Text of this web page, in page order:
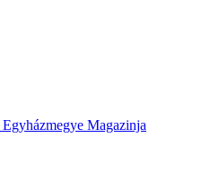
Magazinja